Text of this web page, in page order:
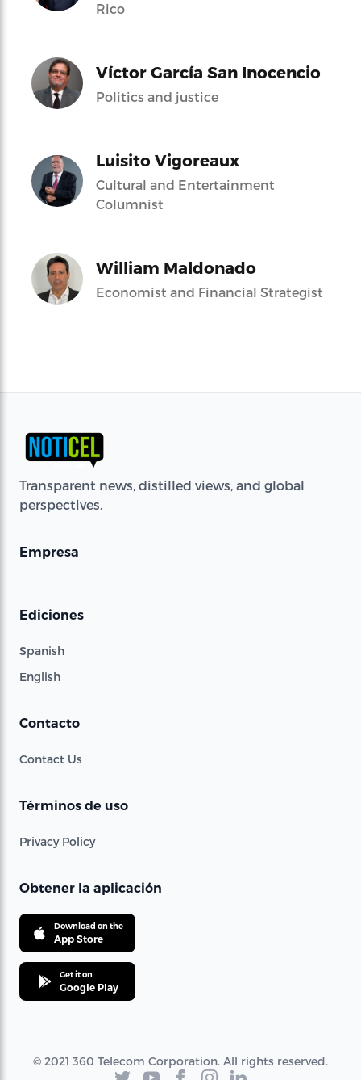
Rico
Víctor García San Inocencio
Politics and justice
Luisito Vigoreaux
Cultural and Entertainment
Columnist
William Maldonado
Economist and Financial Strategist
Transparent news, distilled views, and global
perspectives.
Empresa
Ediciones
Spanish
English
Contacto
Contact Us
Términos de uso
Privacy Policy
Obtener la aplicación
Download on the
App Store
Get it on
Google Play
© 2021 360 Telecom Corporation. All rights reserved.